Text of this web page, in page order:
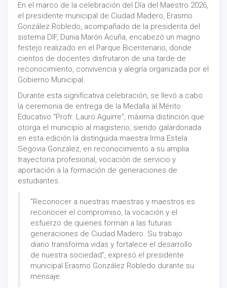
En el marco de la celebración del Día del Maestro 2026,
el presidente municipal de Ciudad Madero, Erasmo
González Robledo, acompañado de la presidenta del
sistema DIF, Dunia Marón Acuña, encabezó un magno
festejo realizado en el Parque Bicentenario, donde
cientos de docentes disfrutaron de una tarde de
reconocimiento, convivencia y alegría organizada por el
Gobierno Municipal.
Durante esta significativa celebración, se llevó a cabo
la ceremonia de entrega de la Medalla al Mérito
Educativo “Profr. Lauro Aguirre”, máxima distinción que
otorga el municipio al magisterio, siendo galardonada
en esta edición la distinguida maestra Irma Estela
Segovia González, en reconocimiento a su amplia
trayectoria profesional, vocación de servicio y
aportación a la formación de generaciones de
estudiantes.
“Reconocer a nuestras maestras y maestros es
reconocer el compromiso, la vocación y el
esfuerzo de quienes forman a las futuras
generaciones de Ciudad Madero. Su trabajo
diario transforma vidas y fortalece el desarrollo
de nuestra sociedad”, expresó el presidente
municipal Erasmo González Robledo durante su
mensaje.